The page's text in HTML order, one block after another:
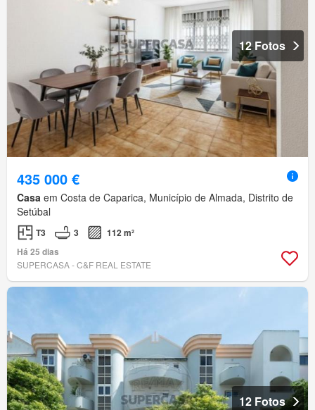
12 Fotos
435 000 €
Casa em Costa de Caparica, Município de Almada, Distrito de
Setúbal
T3 3
112 m²
Há 25 dias
SUPERCASA - C&F REAL ESTATE
12 Fotos